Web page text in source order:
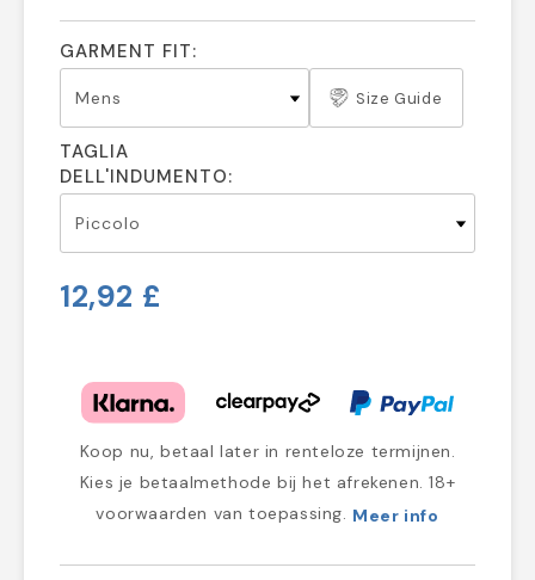
GARMENT FIT:
Size Guide
TAGLIA
DELL'INDUMENTO:
12,92 £
Koop nu, betaal later in renteloze termijnen.
Kies je betaalmethode bij het afrekenen. 18+
voorwaarden van toepassing. Meer info